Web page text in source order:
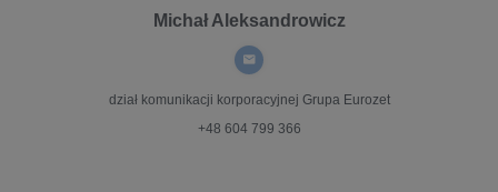
Michał Aleksandrowicz
dział komunikacji korporacyjnej Grupa Eurozet
+48 604 799 366